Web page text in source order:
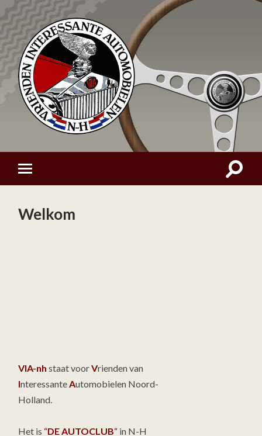
Welkom
VIA-nh staat voorVrienden van
InteressanteAutomobielen Noord-
Holland.
Het is “DE AUTOCLUB“ in N-H